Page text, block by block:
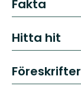
Fakta
Hitta hit
Föreskrifter